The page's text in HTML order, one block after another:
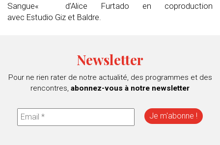
Sangue« d’Alice Furtado en coproduction
avec Estudio Giz et Baldre
Newsletter
Pour ne rien rater de notre actualité, des programmes et des
rencontres, abonnez-vous à notre newsletter